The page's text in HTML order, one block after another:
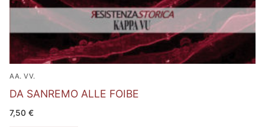
AA. VV.
DA SANREMO ALLE FOIBE
7,50 €